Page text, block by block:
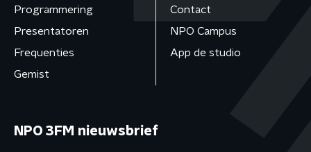
Programmering
Presentatoren
Frequenties
Gemist
Contact
NPO Campus
App de studio
NPO 3FM nieuwsbrief